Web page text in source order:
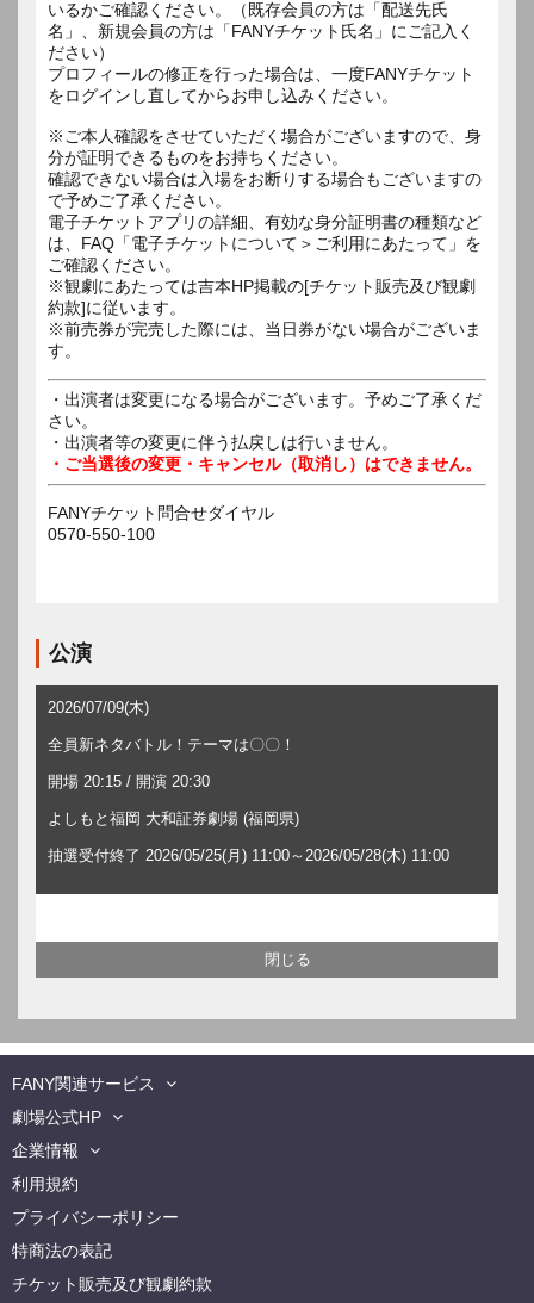
いるかご確認ください。（既存会員の方は「配送先氏
名」、新規会員の方は「FANYチケット氏名」にご記入く
ださい）
プロフィールの修正を行った場合は、一度FANYチケット
をログインし直してからお申し込みください。
※ご本人確認をさせていただく場合がございますので、身
分が証明できるものをお持ちください。
確認できない場合は入場をお断りする場合もございますの
で予めご了承ください。
電子チケットアプリの詳細、有効な身分証明書の種類など
は、FAQ「電子チケットについて＞ご利用にあたって」を
ご確認ください。
※観劇にあたっては吉本HP掲載の[チケット販売及び観劇
約款]に従います。
※前売券が完売した際には、当日券がない場合がございま
す。
・出演者は変更になる場合がございます。予めご了承くだ
さい。
・出演者等の変更に伴う払戻しは行いません。
・ご当選後の変更・キャンセル（取消し）はできません。
FANYチケット問合せダイヤル
0570-550-100
公演
2026/07/09(木)
全員新ネタバトル！テーマは〇〇！
開場 20:15 / 開演 20:30
よしもと福岡 大和証券劇場 (福岡県)
抽選受付終了 2026/05/25(月) 11:00～2026/05/28(木) 11:00
FANY関連サービス
劇場公式HP
企業情報
利用規約
プライバシーポリシー
特商法の表記
チケット販売及び観劇約款